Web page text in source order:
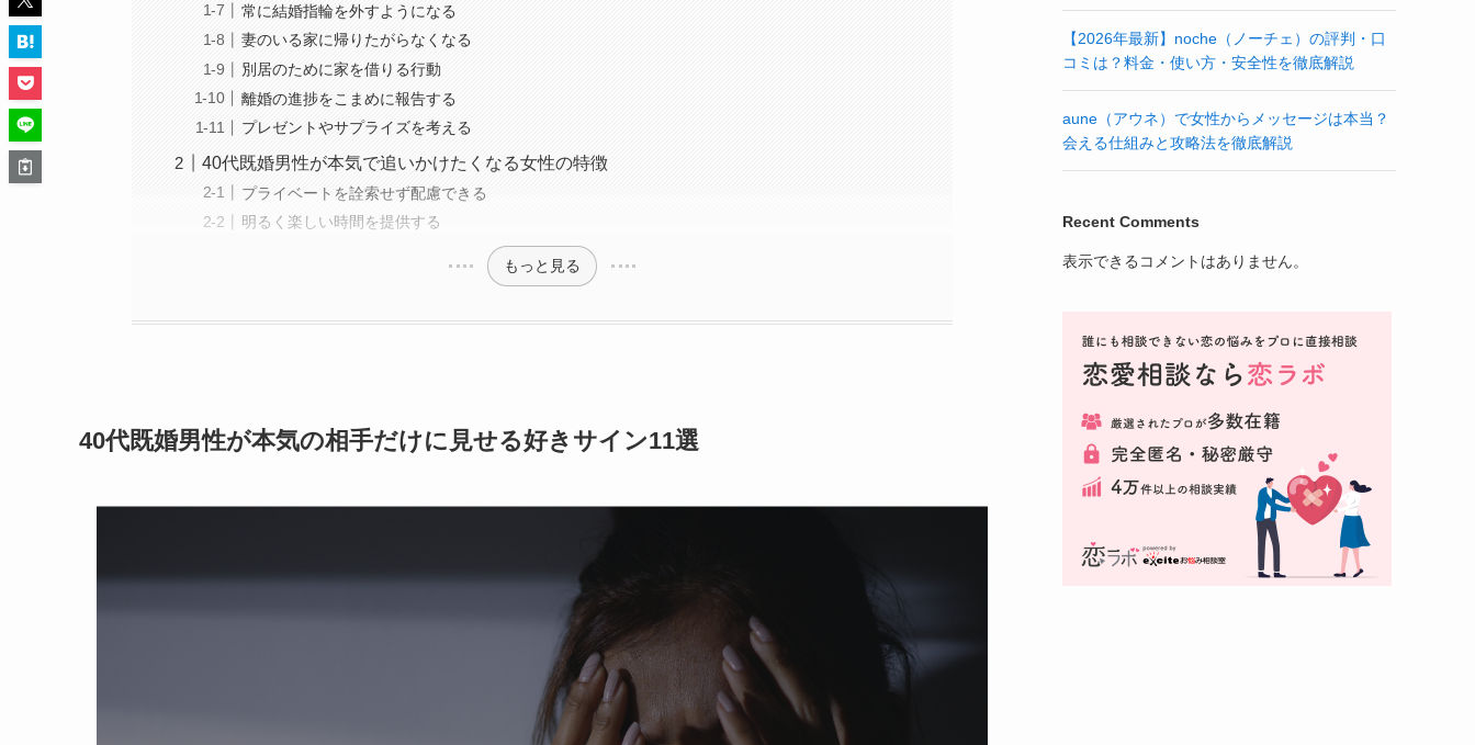
常に結婚指輪を外すようになる
妻のいる家に帰りたがらなくなる
別居のために家を借りる行動
離婚の進捗をこまめに報告する
プレゼントやサプライズを考える
40代既婚男性が本気で追いかけたくなる女性の特徴
プライベートを詮索せず配慮できる
明るく楽しい時間を提供する
もっと見る
40代既婚男性が本気の相手だけに見せる好きサイン11選
【2026年最新】noche（ノーチェ）の評判・口
コミは？料金・使い方・安全性を徹底解説
aune（アウネ）で女性からメッセージは本当？
会える仕組みと攻略法を徹底解説
Recent Comments
表示できるコメントはありません。